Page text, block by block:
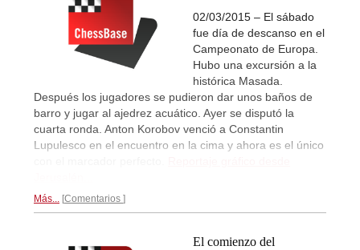
02/03/2015 – El sábado
fue día de descanso en el
Campeonato de Europa.
Hubo una excursión a la
histórica Masada.
Después los jugadores se pudieron dar unos baños de
barro y jugar al ajedrez acuático. Ayer se disputó la
cuarta ronda. Anton Korobov venció a Constantin
Lupulesco en el encuentro en la cima y ahora es el único
Más... Comentarios
El comienzo del